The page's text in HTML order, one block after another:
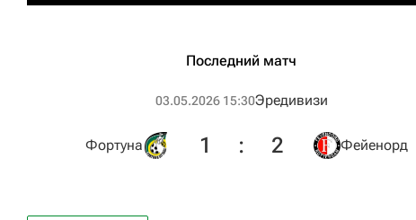
Последний матч
03.05.2026 15:30Эредивизи
Фортуна 1 : 2 Фейенорд